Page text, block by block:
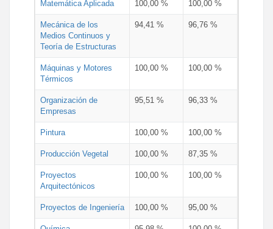
Matemática Aplicada 100,00 % 100,00 %
Mecánica de los
Medios Continuos y
Teoría de Estructuras
94,41 % 96,76 %
Máquinas y Motores
Térmicos
100,00 % 100,00 %
Organización de
Empresas
95,51 % 96,33 %
Pintura 100,00 % 100,00 %
Producción Vegetal 100,00 % 87,35 %
Proyectos
Arquitectónicos
100,00 % 100,00 %
Proyectos de Ingeniería 100,00 % 95,00 %